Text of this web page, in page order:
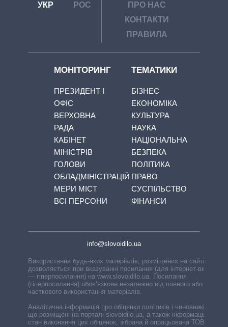
УКР РОС
ПРО НАС
КОНТАКТИ
ПРАВИЛА
МОНІТОРИНГ
ПРЕЗИДЕНТ І
ОФІС
ВЕРХОВНА
РАДА
КАБІНЕТ
МІНІСТРІВ
ГОЛОВИ
ОБЛАДМІНІСТРАЦІЙ
МЕРИ МІСТ
ВСІ ПЕРСОНИ
ТЕМАТИКИ
БІЗНЕС
ЕКОНОМІКА
КУЛЬТУРА
НАУКА
НАЦІОНАЛЬНА
БЕЗПЕКА
ПОЛІТИКА
ПРАВО
СУСПІЛЬСТВО
ФІНАНСИ
info@slovoidilo.ua
Використання будь-яких матеріалів, розміщених на сайті,
дозволяється при вказуванні посилання (для інтернет-видань
— гіперпосилання) на www.slovoidilo.ua. Посилання
(гіперпосилання) обов’язкове незалежно від повного або
часткового використання матеріалів.
Аналітична інформація про обіцянки політиків і чиновників,
що розміщені на порталі slovoidilo.ua, а також інформація про
стан виконання цих обіцянок, зібрана й опрацьована ТОВ «ІА